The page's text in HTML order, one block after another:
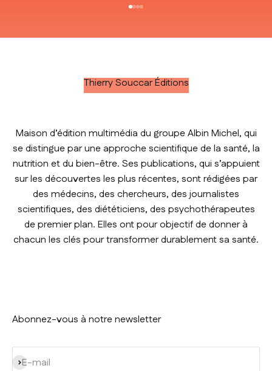
Thierry Souccar Éditions
Maison d’édition multimédia du groupe Albin Michel, qui
se distingue par une approche scientifique de la santé, la
nutrition et du bien-être. Ses publications, qui s’appuient
sur les découvertes les plus récentes, sont rédigées par
des médecins, des chercheurs, des journalistes
scientifiques, des diététiciens, des psychothérapeutes
de premier plan. Elles ont pour objectif de donner à
chacun les clés pour transformer durablement sa santé.
Abonnez-vous à notre newsletter
E-mail
S'inscrire